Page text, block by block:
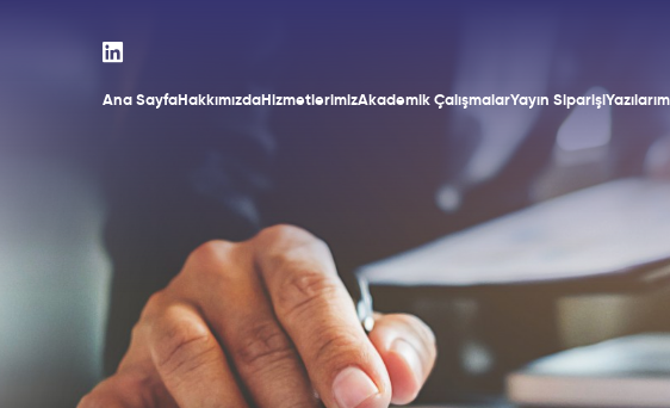
Ana SayfaHakkımızdaHizmetlerimizAkademik ÇalışmalarYayın Siparişi